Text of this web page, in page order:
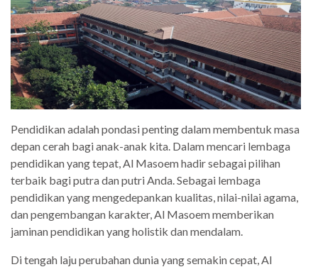
Pendidikan adalah pondasi penting dalam membentuk masa
depan cerah bagi anak-anak kita. Dalam mencari lembaga
pendidikan yang tepat, Al Masoem hadir sebagai pilihan
terbaik bagi putra dan putri Anda. Sebagai lembaga
pendidikan yang mengedepankan kualitas, nilai-nilai agama,
dan pengembangan karakter, Al Masoem memberikan
jaminan pendidikan yang holistik dan mendalam.
Di tengah laju perubahan dunia yang semakin cepat, Al